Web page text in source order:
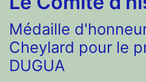
Médaille
Cheylard pour le
DUGUA